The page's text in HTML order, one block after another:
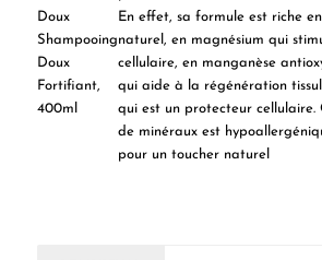
Doux
Shampooing
Doux
Fortifiant,
400ml
En effet, sa formule est riche
naturel, en magnésium qui
cellulaire, en manganèse
qui aide à la régénération
qui est un protecteur cellulaire.
de minéraux est
pour un toucher naturel